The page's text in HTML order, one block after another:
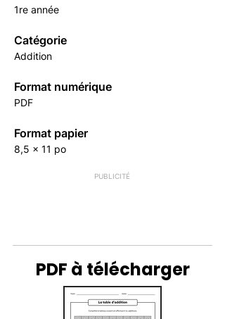
1re année
Catégorie
Addition
Format numérique
PDF
Format papier
8,5 x 11 po
PUBLICITÉ
PDF à télécharger